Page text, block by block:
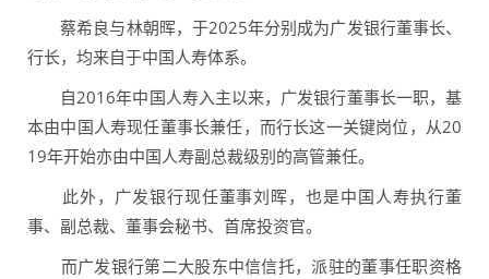
蔡希良与林朝晖，于2025年分别成为广发银行董事长、
行长，均来自于中国人寿体系。
自2016年中国人寿入主以来，广发银行董事长一职，基
本由中国人寿现任董事长兼任，而行长这一关键岗位，从20
19年开始亦由中国人寿副总裁级别的高管兼任。
此外，广发银行现任董事刘晖，也是中国人寿执行董
事、副总裁、董事会秘书、首席投资官。
而广发银行第二大股东中信信托，派驻的董事任职资格